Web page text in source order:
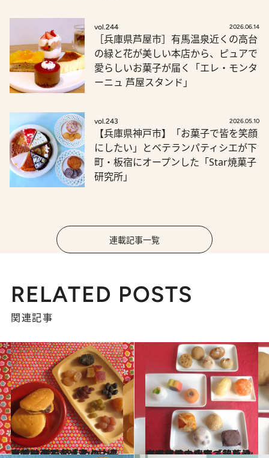
vol.244 2026.06.14
［兵庫県芦屋市］有馬温泉近くの高台
の緑と花が美しい本店から、ピュアで
愛らしいお菓子が届く「エレ・モンタ
ーニュ 芦屋スタンド」
vol.243 2026.05.10
【兵庫県神戸市】「お菓子で皆を笑顔
にしたい」とベテランパティシエが下
町・板宿にオープンした「Star焼菓子
研究所」
連載記事一覧
RELATED POSTS
関連記事
2024.1.14
大阪・天王寺「青山甘納豆」の 甘さ控えめの上品な甘納豆と ふんわり、しっとりのどらやき
グルメ 2023.12.10
自家栽培の小豆で餡を炊き水にもこだわる和菓子店滋賀県大津市「茶菓 山川」
グルメ